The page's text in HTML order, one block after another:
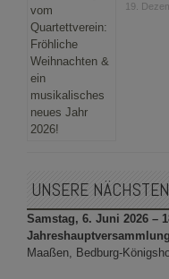
19.
UNSERE
Samstag, 6. Juni 2026 –
Jahreshauptversammlung
Maaßen, Bedburg-